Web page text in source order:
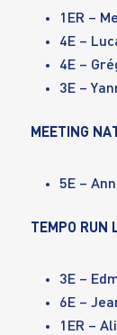
1ER –
4E –
4E –
3E –
MEETING
5E –
TEMPO
3E –
6E –
1ER –